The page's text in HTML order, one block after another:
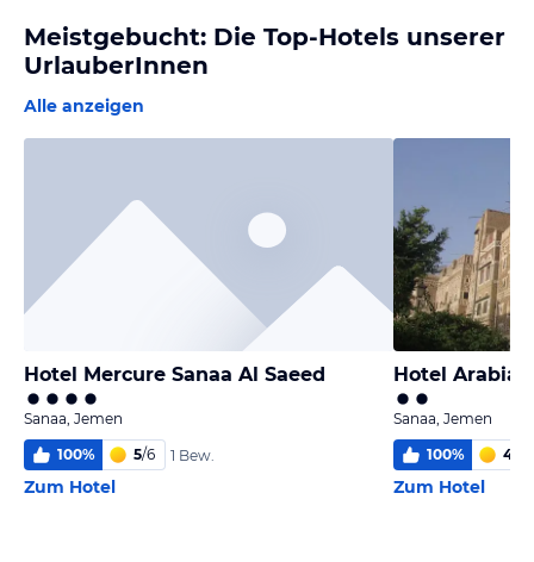
Meistgebucht: Die Top-Hotels unserer
UrlauberInnen
Alle anzeigen
Hotel Mercure Sanaa Al Saeed
Sanaa, Jemen
100% 5/6 1 Bew.
Zum Hotel
Hotel Arabia
Sanaa, Jemen
100% 4,2
Zum Hotel